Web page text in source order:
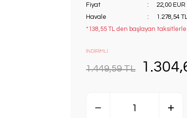
Fiyat
22,00 EUR
Havale
1.278,54
*138,55 TL den başlayan
İNDİRİMLİ
1.449,59 TL